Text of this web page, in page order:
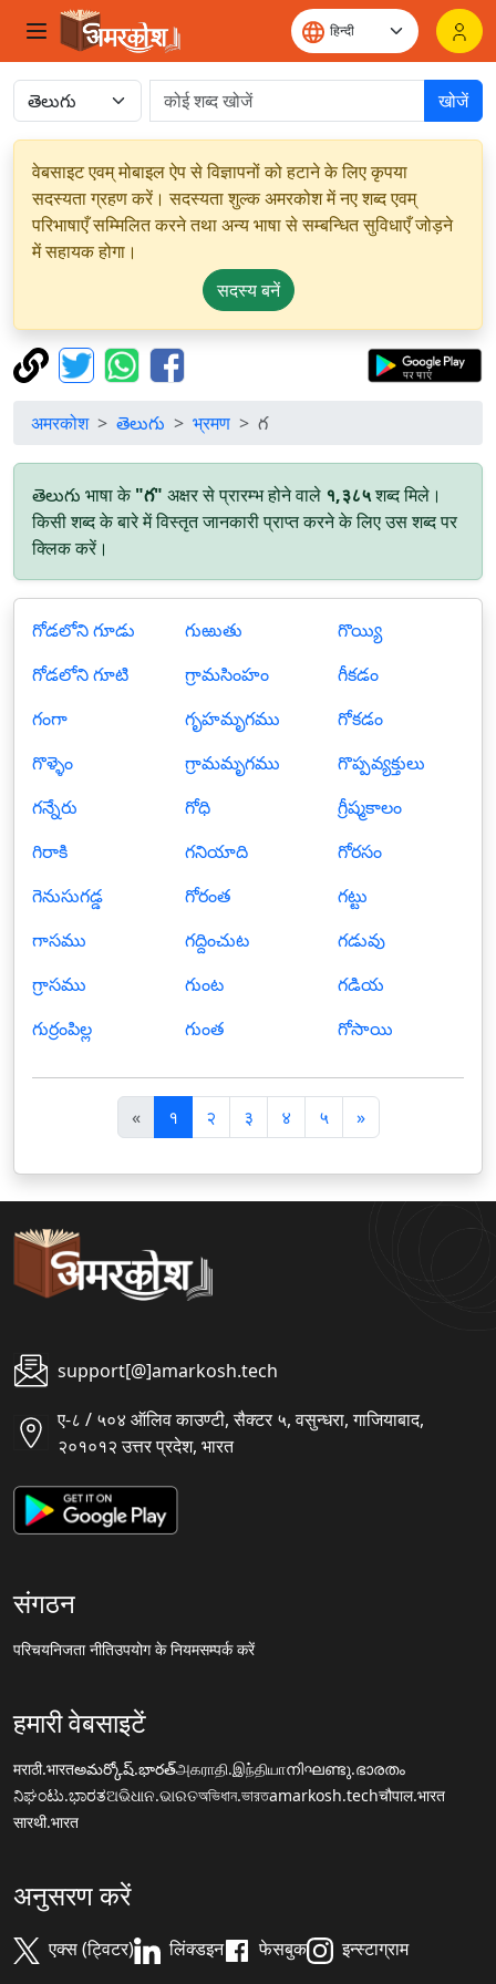
खोजें
वेबसाइट एवम् मोबाइल ऐप से विज्ञापनों को हटाने के लिए कृपया
सदस्यता ग्रहण करें। सदस्यता शुल्क अमरकोश में नए शब्द एवम्
परिभाषाएँ सम्मिलित करने तथा अन्य भाषा से सम्बन्धित सुविधाएँ जोड़ने
में सहायक होगा।
सदस्य बनें
अमरकोश తెలుగు भ्रमण గ
తెలుగు भाषा के "గ" अक्षर से प्रारम्भ होने वाले १,३८५शब्द मिले।
किसी शब्द के बारे में विस्तृत जानकारी प्राप्त करने के लिए उस शब्द पर
क्लिक करें।
గోడలోని గూడు
గోడలోని గూటి
గంగా
గొళ్ళెం
గన్నేరు
గిరాకి
గెనుసుగడ్డ
గాసము
గ్రాసము
గుర్రంపిల్ల
గుఱుతు
గ్రామసింహం
గృహమృగము
గ్రామమృగము
గోధి
గనియాది
గోరంత
గద్దించుట
గుంట
గుంత
గొయ్యి
గీకడం
గోకడం
గొప్పవ్యక్తులు
గ్రీష్మకాలం
గోరసం
గట్టు
గడువు
గడియ
గోసాయి
«पि
छ
ला
१ २ ३ ४ ५ »अ
ग
ला
support[@]amarkosh.tech
ए-८ / ५०४ ऑलिव काउण्टी, सैक्टर ५, वसुन्धरा, गाजियाबाद,
२०१०१२ उत्तर प्रदेश, भारत
संगठन
परिचयनिजता नीतिउपयोग के नियमसम्पर्क करें
हमारी वेबसाइटें
मराठी.भारतఅమర్కోష్.భారత్அகராதி.இந்தியாനിഘണ്ടു.ഭാരതം
ನಿಘಂಟು.ಭಾರತଅଭିଧାନ.ଭାରତঅভিধান.ভারতamarkosh.techचौपाल.भारत
सारथी.भारत
अनुसरण करें
एक्स (ट्विटर) लिंक्डइन फेसबुक इन्स्टाग्राम